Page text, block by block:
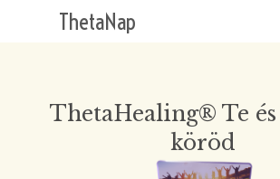
ThetaNap
ThetaHealing® Te és
köröd